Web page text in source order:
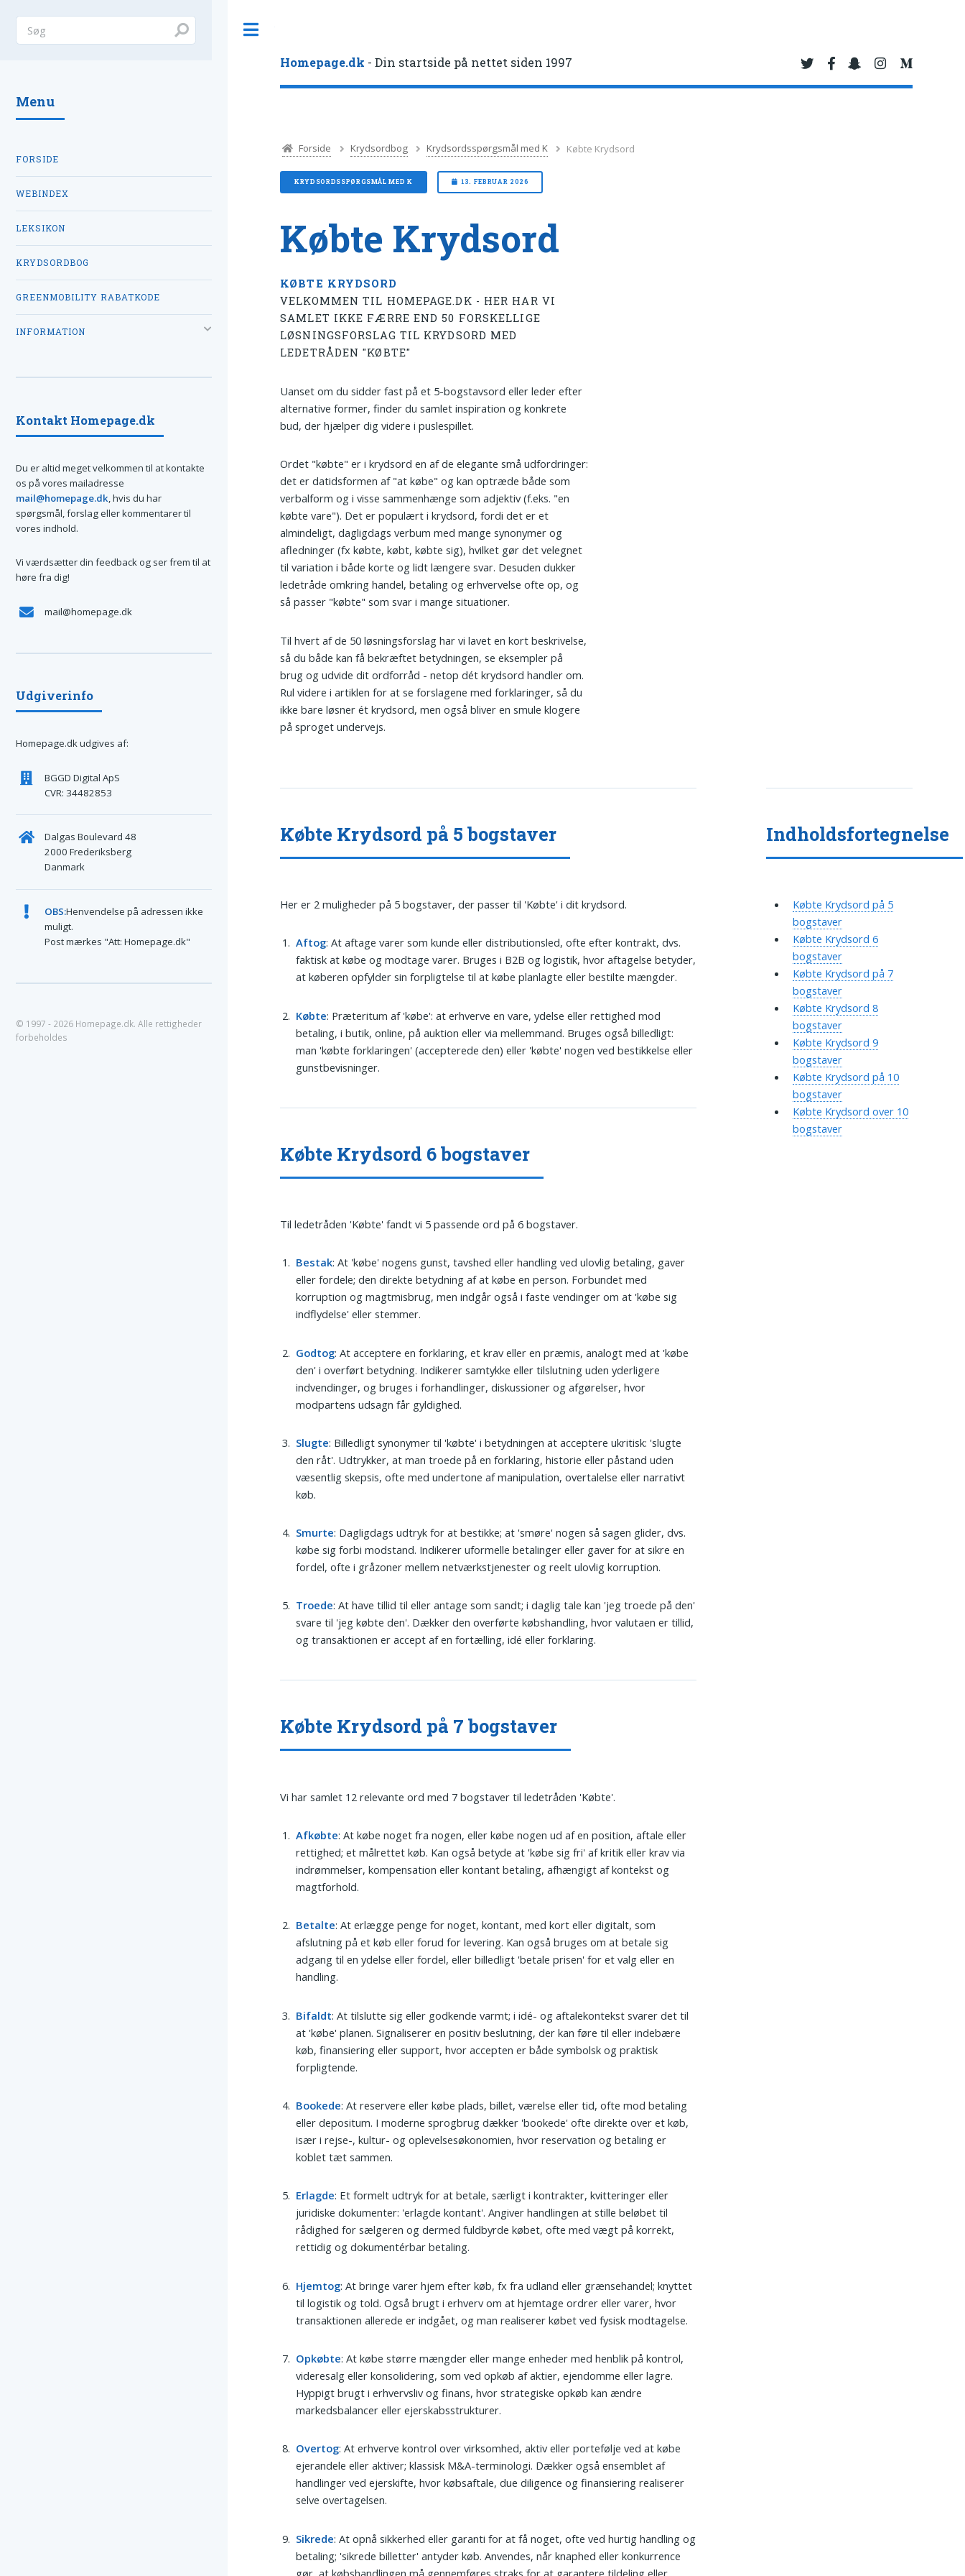
Homepage.dk - Din startside på nettet siden 1997
Forside Krydsordbog Krydsordsspørgsmål med K Købte Krydsord
KRYDSORDSSPØRGSMÅL MED K 13. FEBRUAR 2026
Købte Krydsord
KØBTE KRYDSORD
VELKOMMEN TIL HOMEPAGE.DK - HER HAR VI
SAMLET IKKE FÆRRE END 50 FORSKELLIGE
LØSNINGSFORSLAG TIL KRYDSORD MED
LEDETRÅDEN "KØBTE"
Uanset om du sidder fast på et 5-bogstavsord eller leder efter
alternative former, finder du samlet inspiration og konkrete
bud, der hjælper dig videre i puslespillet.
Ordet "købte" er i krydsord en af de elegante små udfordringer:
det er datidsformen af "at købe" og kan optræde både som
verbalform og i visse sammenhænge som adjektiv (f.eks. "en
købte vare"). Det er populært i krydsord, fordi det er et
almindeligt, dagligdags verbum med mange synonymer og
afledninger (fx købte, købt, købte sig), hvilket gør det velegnet
til variation i både korte og lidt længere svar. Desuden dukker
ledetråde omkring handel, betaling og erhvervelse ofte op, og
så passer "købte" som svar i mange situationer.
Til hvert af de 50 løsningsforslag har vi lavet en kort beskrivelse,
så du både kan få bekræftet betydningen, se eksempler på
brug og udvide dit ordforråd - netop dét krydsord handler om.
Rul videre i artiklen for at se forslagene med forklaringer, så du
ikke bare løsner ét krydsord, men også bliver en smule klogere
på sproget undervejs.
Købte Krydsord på 5 bogstaver
Her er 2 muligheder på 5 bogstaver, der passer til 'Købte' i dit krydsord.
Aftog: At aftage varer som kunde eller distributionsled, ofte efter kontrakt, dvs.
faktisk at købe og modtage varer. Bruges i B2B og logistik, hvor aftagelse betyder,
at køberen opfylder sin forpligtelse til at købe planlagte eller bestilte mængder.
Købte: Præteritum af 'købe': at erhverve en vare, ydelse eller rettighed mod
betaling, i butik, online, på auktion eller via mellemmand. Bruges også billedligt:
man 'købte forklaringen' (accepterede den) eller 'købte' nogen ved bestikkelse eller
gunstbevisninger.
Købte Krydsord 6 bogstaver
Til ledetråden 'Købte' fandt vi 5 passende ord på 6 bogstaver.
Bestak: At 'købe' nogens gunst, tavshed eller handling ved ulovlig betaling, gaver
eller fordele; den direkte betydning af at købe en person. Forbundet med
korruption og magtmisbrug, men indgår også i faste vendinger om at 'købe sig
indflydelse' eller stemmer.
Godtog: At acceptere en forklaring, et krav eller en præmis, analogt med at 'købe
den' i overført betydning. Indikerer samtykke eller tilslutning uden yderligere
indvendinger, og bruges i forhandlinger, diskussioner og afgørelser, hvor
modpartens udsagn får gyldighed.
Slugte: Billedligt synonymer til 'købte' i betydningen at acceptere ukritisk: 'slugte
den råt'. Udtrykker, at man troede på en forklaring, historie eller påstand uden
væsentlig skepsis, ofte med undertone af manipulation, overtalelse eller narrativt
køb.
Smurte: Dagligdags udtryk for at bestikke; at 'smøre' nogen så sagen glider, dvs.
købe sig forbi modstand. Indikerer uformelle betalinger eller gaver for at sikre en
fordel, ofte i gråzoner mellem netværkstjenester og reelt ulovlig korruption.
Troede: At have tillid til eller antage som sandt; i daglig tale kan 'jeg troede på den'
svare til 'jeg købte den'. Dækker den overførte købshandling, hvor valutaen er tillid,
og transaktionen er accept af en fortælling, idé eller forklaring.
Købte Krydsord på 7 bogstaver
Vi har samlet 12 relevante ord med 7 bogstaver til ledetråden 'Købte'.
Afkøbte: At købe noget fra nogen, eller købe nogen ud af en position, aftale eller
rettighed; et målrettet køb. Kan også betyde at 'købe sig fri' af kritik eller krav via
indrømmelser, kompensation eller kontant betaling, afhængigt af kontekst og
magtforhold.
Betalte: At erlægge penge for noget, kontant, med kort eller digitalt, som
afslutning på et køb eller forud for levering. Kan også bruges om at betale sig
adgang til en ydelse eller fordel, eller billedligt 'betale prisen' for et valg eller en
handling.
Bifaldt: At tilslutte sig eller godkende varmt; i idé- og aftalekontekst svarer det til
at 'købe' planen. Signaliserer en positiv beslutning, der kan føre til eller indebære
køb, finansiering eller support, hvor accepten er både symbolsk og praktisk
forpligtende.
Bookede: At reservere eller købe plads, billet, værelse eller tid, ofte mod betaling
eller depositum. I moderne sprogbrug dækker 'bookede' ofte direkte over et køb,
især i rejse-, kultur- og oplevelsesøkonomien, hvor reservation og betaling er
koblet tæt sammen.
Erlagde: Et formelt udtryk for at betale, særligt i kontrakter, kvitteringer eller
juridiske dokumenter: 'erlagde kontant'. Angiver handlingen at stille beløbet til
rådighed for sælgeren og dermed fuldbyrde købet, ofte med vægt på korrekt,
rettidig og dokumentérbar betaling.
Hjemtog: At bringe varer hjem efter køb, fx fra udland eller grænsehandel; knyttet
til logistik og told. Også brugt i erhverv om at hjemtage ordrer eller varer, hvor
transaktionen allerede er indgået, og man realiserer købet ved fysisk modtagelse.
Opkøbte: At købe større mængder eller mange enheder med henblik på kontrol,
videresalg eller konsolidering, som ved opkøb af aktier, ejendomme eller lagre.
Hyppigt brugt i erhvervsliv og finans, hvor strategiske opkøb kan ændre
markedsbalancer eller ejerskabsstrukturer.
Overtog: At erhverve kontrol over virksomhed, aktiv eller portefølje ved at købe
ejerandele eller aktiver; klassisk M&A-terminologi. Dækker også ensemblet af
handlinger ved ejerskifte, hvor købsaftale, due diligence og finansiering realiserer
selve overtagelsen.
Sikrede: At opnå sikkerhed eller garanti for at få noget, ofte ved hurtig handling og
betaling; 'sikrede billetter' antyder køb. Anvendes, når knaphed eller konkurrence
gør, at købshandlingen må gennemføres straks for at garantere tildeling eller
Indholdsfortegnelse
Købte Krydsord på 5
bogstaver
Købte Krydsord 6
bogstaver
Købte Krydsord på 7
bogstaver
Købte Krydsord 8
bogstaver
Købte Krydsord 9
bogstaver
Købte Krydsord på 10
bogstaver
Købte Krydsord over 10
bogstaver
Menu
FORSIDE
WEBINDEX
LEKSIKON
KRYDSORDBOG
GREENMOBILITY RABATKODE
INFORMATION
Kontakt Homepage.dk
Du er altid meget velkommen til at kontakte
os på vores mailadresse
mail@homepage.dk, hvis du har
spørgsmål, forslag eller kommentarer til
vores indhold.
Vi værdsætter din feedback og ser frem til at
høre fra dig!
mail@homepage.dk
Udgiverinfo
Homepage.dk udgives af:
BGGD Digital ApS
CVR: 34482853
Dalgas Boulevard 48
2000 Frederiksberg
Danmark
OBS:Henvendelse på adressen ikke
muligt.
Post mærkes "Att: Homepage.dk"
© 1997 - 2026 Homepage.dk. Alle rettigheder
forbeholdes